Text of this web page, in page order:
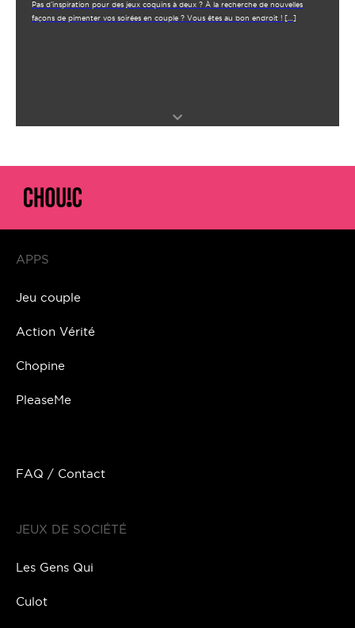
Pas d’inspiration pour des jeux coquins à deux ? À la recherche de nouvelles
façons de pimenter vos soirées en couple ? Vous êtes au bon endroit ! […]
APPS
Jeu couple
Action Vérité
Chopine
PleaseMe
FAQ / Contact
JEUX DE SOCIÉTÉ
Les Gens Qui
Culot